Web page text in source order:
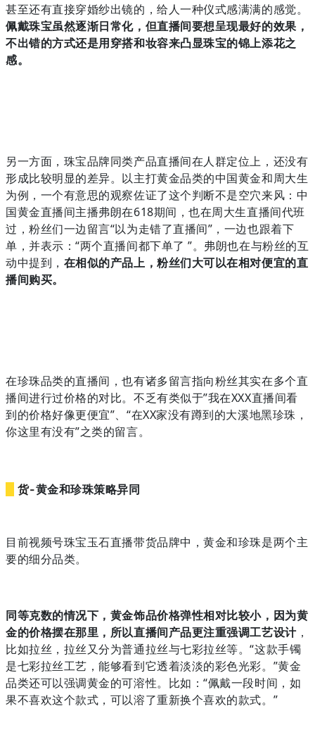
甚至还有直接穿婚纱出镜的，给人一种仪式感满满的感觉。
佩戴珠宝虽然逐渐日常化，但直播间要想呈现最好的效果，
不出错的方式还是用穿搭和妆容来凸显珠宝的锦上添花之
感。
另一方面，珠宝品牌同类产品直播间在人群定位上，还没有
形成比较明显的差异。以主打黄金品类的中国黄金和周大生
为例，一个有意思的观察佐证了这个判断不是空穴来风：中
国黄金直播间主播弗朗在618期间，也在周大生直播间代班
过，粉丝们一边留言“以为走错了直播间”，一边也跟着下
单，并表示：“两个直播间都下单了 ”。弗朗也在与粉丝的互
动中提到， 在相似的产品上，粉丝们大可以在相对便宜的直
播间购买。
在珍珠品类的直播间，也有诸多留言指向粉丝其实在多个直
播间进行过价格的对比。不乏有类似于”我在XXX直播间看
到的价格好像更便宜”、“在XX家没有蹲到的大溪地黑珍珠，
你这里有没有”之类的留言。
货-黄金和珍珠策略异同
目前视频号珠宝玉石直播带货品牌中，黄金和珍珠是两个主
要的细分品类。
同等克数的情况下，黄金饰品价格弹性相对比较小，因为黄
金的价格摆在那里，所以直播间产品更注重强调工艺设计，
比如拉丝，拉丝又分为普通拉丝与七彩拉丝等。“这款手镯
是七彩拉丝工艺，能够看到它透着淡淡的彩色光彩。”黄金
品类还可以强调黄金的可溶性。比如：“佩戴一段时间，如
果不喜欢这个款式，可以溶了重新换个喜欢的款式。”